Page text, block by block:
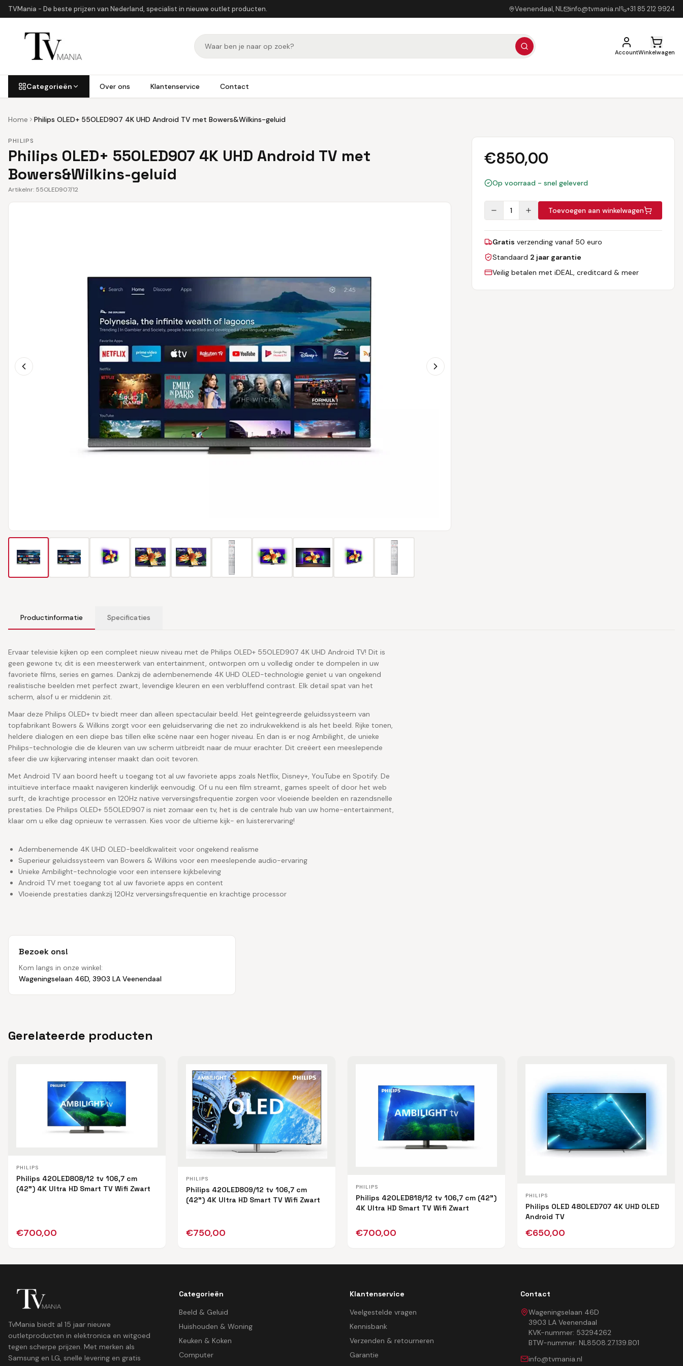
TVMania - De beste prijzen van Nederland, specialist in nieuwe outlet producten. Veenendaal, NL info@tvmania.nl +31 85 212 9924
AccountWinkelwagen
Categorieën Over ons Klantenservice Contact
Home Philips OLED+ 55OLED907 4K UHD Android TV met Bowers&Wilkins-geluid
PHILIPS
Philips OLED+ 55OLED907 4K UHD Android TV met
Bowers&Wilkins-geluid
Artikelnr: 55OLED907/12
€850,00
Op voorraad - snel geleverd
1 Toevoegen aan winkelwagen
Gratis verzending vanaf 50 euro
Standaard 2 jaar garantie
Veilig betalen met iDEAL, creditcard & meer
Productinformatie Specificaties
Ervaar televisie kijken op een compleet nieuw niveau met de Philips OLED+ 55OLED907 4K UHD Android TV! Dit is
geen gewone tv, dit is een meesterwerk van entertainment, ontworpen om u volledig onder te dompelen in uw
favoriete films, series en games. Dankzij de adembenemende 4K UHD OLED-technologie geniet u van ongekend
realistische beelden met perfect zwart, levendige kleuren en een verbluffend contrast. Elk detail spat van het
scherm, alsof u er middenin zit.
Maar deze Philips OLED+ tv biedt meer dan alleen spectaculair beeld. Het geïntegreerde geluidssysteem van
topfabrikant Bowers & Wilkins zorgt voor een geluidservaring die net zo indrukwekkend is als het beeld. Rijke tonen,
heldere dialogen en een diepe bas tillen elke scène naar een hoger niveau. En dan is er nog Ambilight, de unieke
Philips-technologie die de kleuren van uw scherm uitbreidt naar de muur erachter. Dit creëert een meeslepende
sfeer die uw kijkervaring intenser maakt dan ooit tevoren.
Met Android TV aan boord heeft u toegang tot al uw favoriete apps zoals Netflix, Disney+, YouTube en Spotify. De
intuïtieve interface maakt navigeren kinderlijk eenvoudig. Of u nu een film streamt, games speelt of door het web
surft, de krachtige processor en 120Hz native verversingsfrequentie zorgen voor vloeiende beelden en razendsnelle
prestaties. De Philips OLED+ 55OLED907 is niet zomaar een tv, het is de centrale hub van uw home-entertainment,
klaar om u elke dag opnieuw te verrassen. Kies voor de ultieme kijk- en luisterervaring!
Adembenemende 4K UHD OLED-beeldkwaliteit voor ongekend realisme
Superieur geluidssysteem van Bowers & Wilkins voor een meeslepende audio-ervaring
Unieke Ambilight-technologie voor een intensere kijkbeleving
Android TV met toegang tot al uw favoriete apps en content
Vloeiende prestaties dankzij 120Hz verversingsfrequentie en krachtige processor
Bezoek ons!
Kom langs in onze winkel:
Wageningselaan 46D, 3903 LA Veenendaal
Gerelateerde producten
PHILIPS
Philips 42OLED808/12 tv 106,7 cm
(42") 4K Ultra HD Smart TV Wifi Zwart
€700,00
PHILIPS
Philips 42OLED809/12 tv 106,7 cm
(42") 4K Ultra HD Smart TV Wifi Zwart
€750,00
PHILIPS
Philips 42OLED818/12 tv 106,7 cm (42")
4K Ultra HD Smart TV Wifi Zwart
€700,00
PHILIPS
Philips OLED 48OLED707 4K UHD OLED
Android TV
€650,00
TvMania biedt al 15 jaar nieuwe
outletproducten in elektronica en witgoed
tegen scherpe prijzen. Met merken als
Samsung en LG, snelle levering en gratis
Categorieën
Beeld & Geluid
Huishouden & Woning
Keuken & Koken
Computer
Klantenservice
Veelgestelde vragen
Kennisbank
Verzenden & retourneren
Garantie
Contact
Wageningselaan 46D
3903 LA Veenendaal
KVK-nummer: 53294262
BTW-nummer: NL8508.27.139.B01
info@tvmania.nl